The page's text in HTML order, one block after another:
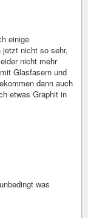
einige
nicht so sehr,
nicht mehr
Glasfasern und
dann auch
etwas Graphit in
was